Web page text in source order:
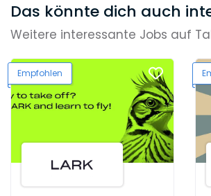
Das könnte dich auch
Weitere interessante Jobs auf
Empfohlen